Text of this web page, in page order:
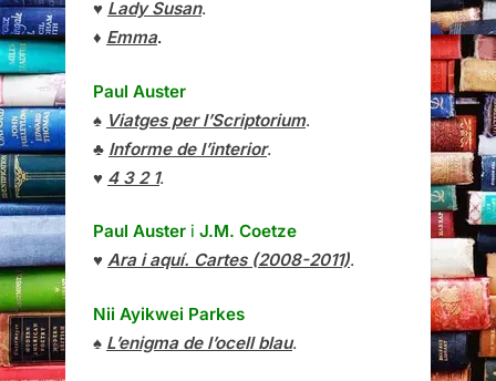
♥ Lady Susan.
♦ Emma.
Paul Auster
♠ Viatges per l’Scriptorium.
♣ Informe de l’interior.
♥ 4 3 2 1.
Paul Auster i J.M. Coetze
♥ Ara i aquí. Cartes (2008-2011).
Nii Ayikwei Parkes
♠ L’enigma de l’ocell blau.